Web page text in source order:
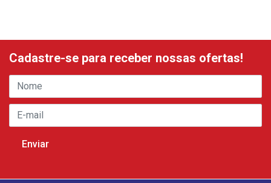
Cadastre-se para receber nossas ofertas!